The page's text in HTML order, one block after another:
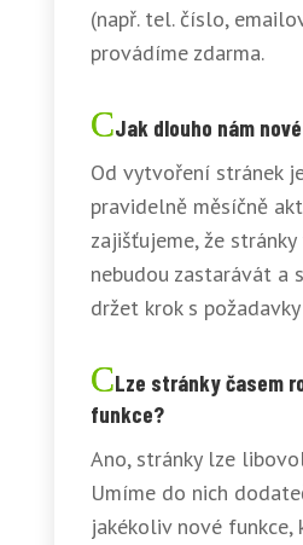
(např. tel. číslo,
provádíme zdarma.
Jak dlouho nám
Od vytvoření stránek
pravidelně měsíčně
zajišťujeme, že
nebudou zastarávát a
držet krok s
Lze stránky časem
funkce?
Ano, stránky lze
Umíme do nich
jakékoliv nové funkce,